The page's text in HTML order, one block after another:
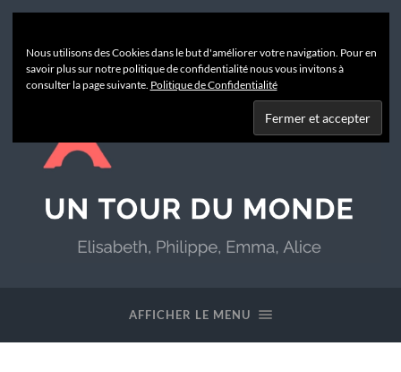
AFFICHER LE MENU
Nous utilisons des Cookies dans le but d'améliorer votre navigation. Pour en
savoir plus sur notre politique de confidentialité nous vous invitons à
consulter la page suivante. Politique de Confidentialité